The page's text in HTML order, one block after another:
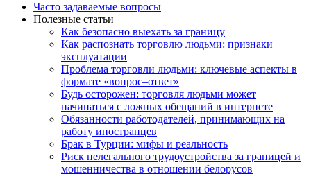
Часто задаваемые вопросы
Полезные статьи
Как безопасно выехать за границу
Как распознать торговлю людьми: признаки
эксплуатации
Проблема торговли людьми: ключевые аспекты в
формате «вопрос–ответ»
Будь осторожен: торговля людьми может
начинаться с ложных обещаний в интернете
Обязанности работодателей, принимающих на
работу иностранцев
Брак в Турции: мифы и реальность
Риск нелегального трудоустройства за границей и
мошенничества в отношении белорусов